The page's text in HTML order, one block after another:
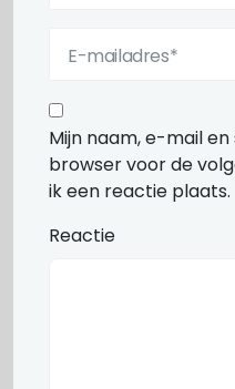
Mijn naam, e-mail
browser voor de
ik een reactie plaats.
Reactie